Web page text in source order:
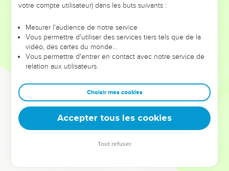
leur foi ou leur vision. Mais on voit moins les doutes, les erreurs
et les saisons difficiles qu'ils ont traversés, alors même que ce
sont elles qui les ont façonnés.
Dans cette conférence, leaders, entrepreneurs, et responsables
clés pour avancer avec plus de sagesse afin que leurs erreurs
deviennent vos tremplins. Que vous guidiez un ministère, une
équipe, un groupe ou une famille, leur expérience est faite
votre compte utilisateur) dans les buts suivants :
Mesurer l'audience de notre service
Vous permettre d'utiliser des services tiers tels que de la
vidéo, des cartes du monde…
Vous permettre d'entrer en contact avec notre service de
relation aux utilisateurs.
Choisir mes cookies
Accepter tous les cookies
Tout refuser